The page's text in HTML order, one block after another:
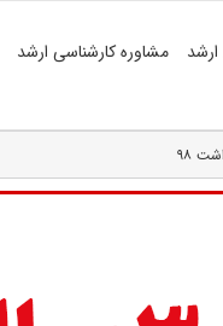
مشاوره کارشناسی ارشد
۹۸